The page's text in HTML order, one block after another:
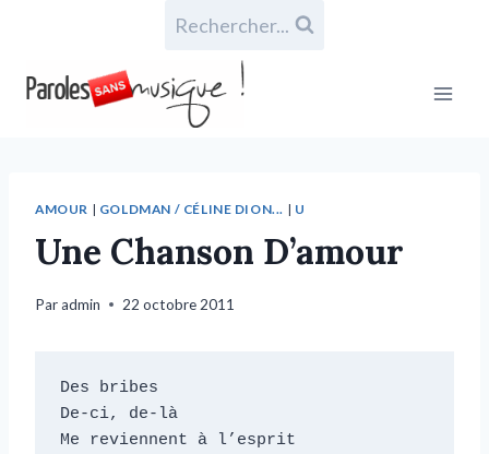
Rechercher...
AMOUR | GOLDMAN / CÉLINE DION... | U
Une Chanson D’amour
Paradmin 22 octobre 2011
Des bribes
De-ci, de-là
Me reviennent à l’esprit